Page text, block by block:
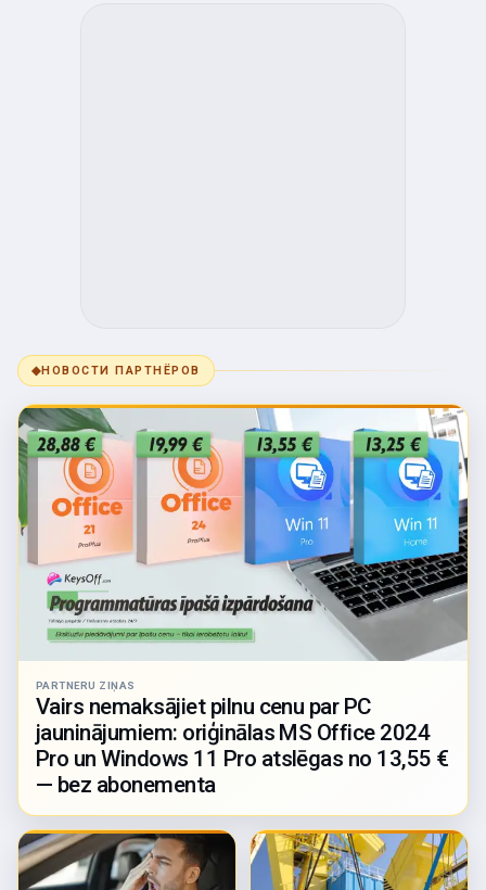
◆НОВОСТИ ПАРТНЁРОВ
PARTNERU ZIŅAS
Vairs nemaksājiet pilnu cenu par PC
jauninājumiem: oriģinālas MS Office 2024
Pro un Windows 11 Pro atslēgas no 13,55 €
— bez abonementa